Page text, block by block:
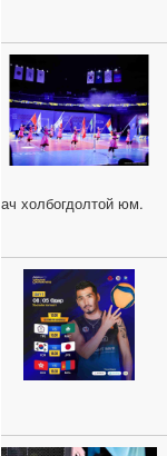
ач холбогдолтой юм.